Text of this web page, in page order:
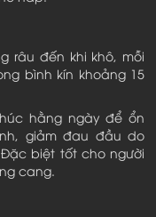
râu đến khi khô, mỗi
bình kín khoảng 15
hằng ngày để ổn
giảm đau đầu do
biệt tốt cho người
cang.